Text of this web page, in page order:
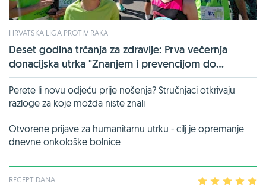
HRVATSKA LIGA PROTIV RAKA
Deset godina trčanja za zdravlje: Prva večernja
donacijska utrka "Znanjem i prevencijom do...
Perete li novu odjeću prije nošenja? Stručnjaci otkrivaju
razloge za koje možda niste znali
Otvorene prijave za humanitarnu utrku - cilj je opremanje
dnevne onkološke bolnice
RECEPT DANA 2 3 4